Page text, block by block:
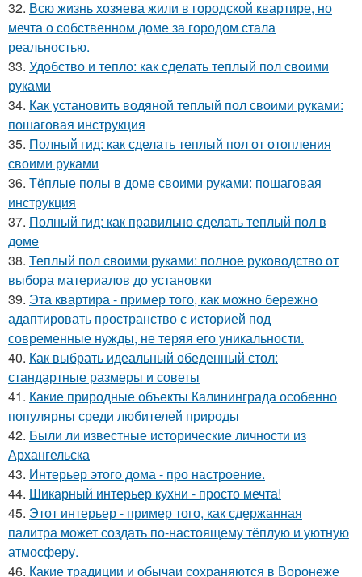
32. Всю жизнь хозяева жили в городской квартире, но
мечта о собственном доме за городом стала
реальностью.
33. Удобство и тепло: как сделать теплый пол своими
руками
34. Как установить водяной теплый пол своими руками:
пошаговая инструкция
35. Полный гид: как сделать теплый пол от отопления
своими руками
36. Тёплые полы в доме своими руками: пошаговая
инструкция
37. Полный гид: как правильно сделать теплый пол в
доме
38. Теплый пол своими руками: полное руководство от
выбора материалов до установки
39. Эта квартира - пример того, как можно бережно
адаптировать пространство с историей под
современные нужды, не теряя его уникальности.
40. Как выбрать идеальный обеденный стол:
стандартные размеры и советы
41. Какие природные объекты Калининграда особенно
популярны среди любителей природы
42. Были ли известные исторические личности из
Архангельска
43. Интерьер этого дома - про настроение.
44. Шикарный интерьер кухни - просто мечта!
45. Этот интерьер - пример того, как сдержанная
палитра может создать по-настоящему тёплую и уютную
атмосферу.
46. Какие традиции и обычаи сохраняются в Воронеже